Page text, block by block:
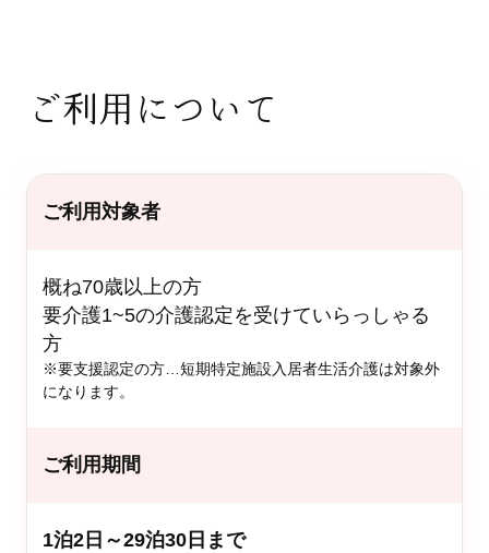
ご利用について
ご利用対象者
概ね70歳以上の方
要介護1~5の介護認定を受けていらっしゃる
方
※要支援認定の方…短期特定施設入居者生活介護は対象外
になります。
ご利用期間
1泊2日～29泊30日まで